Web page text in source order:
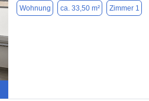
Wohnung ca. 33,50 m² Zimmer 1